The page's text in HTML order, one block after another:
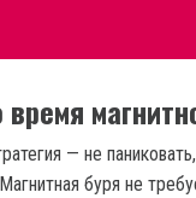
— не
буря не